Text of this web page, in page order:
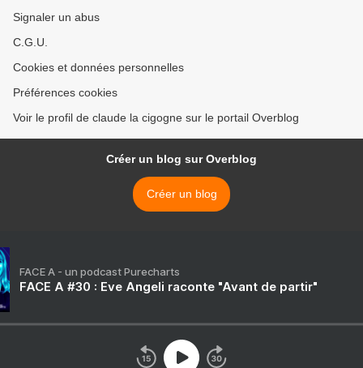
Signaler un abus
C.G.U.
Cookies et données personnelles
Préférences cookies
Voir le profil de claude la cigogne sur le portail Overblog
Créer un blog sur Overblog
Créer un blog
FACE A - un podcast Purecharts
FACE A #30 : Eve Angeli raconte "Avant de partir"